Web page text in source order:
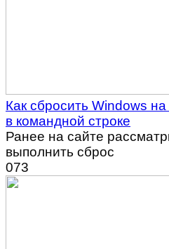
Как сбросить Windows
в командной строке
Ранее на сайте
выполнить сброс
073